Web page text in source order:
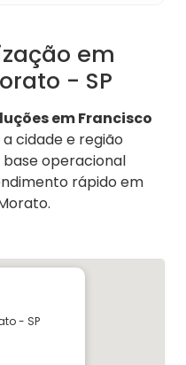
em
- SP
em Francisco
cidade e região
operacional
rápido em
- SP